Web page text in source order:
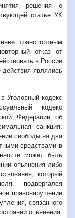
решения о
статье УК
транспортным
отказ от
в России
являлись
Уголовный кодекс
кодекс
Федерации об
санкция,
свободы на два
средствами в
может быть
опьянения либо
который
подвергался
правонарушение
связанного
опьянения.